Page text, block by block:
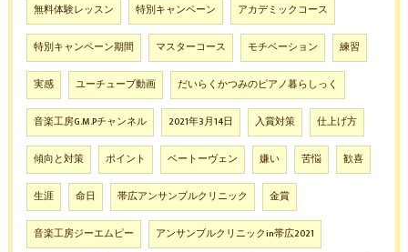
無料体験レッスン 特別キャンペーン アカデミックコース
特別キャンペーン期間 マスターコース モチベーション 練習
実感 ユーチューブ動画 だいらくかつみのピアノ暮らしっく
音楽工房G.M.Pチャンネル 2021年3月14日 入賞対策 仕上げ方
傾向と対策 ポイント ベートーヴェン 嫌い 苦悩 歓喜
生涯 命日 帯広アンサンブルクリニック 金賞
音楽工房ジーエムピー アンサンブルクリニックin帯広2021